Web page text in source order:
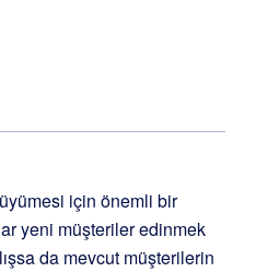
için önemli bir
yeni müşteriler edinmek
da mevcut müşterilerin